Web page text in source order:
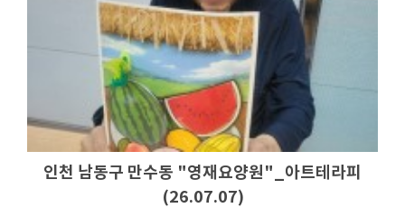
인천 남동구 만수동 "영재요양원"_아트테라피
(26.07.07)